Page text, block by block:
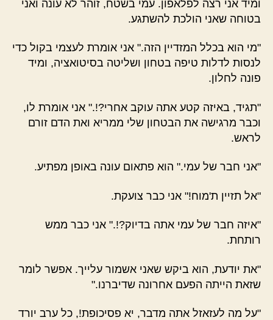
ומיד אני רצה לפלאפון. עמי בשטח, זוהר לא עונה ואני
בטוחה שאני הולכת להשתגע.
"מי הוא בכלל המזדיין הזה." אני אומרת לעצמי בקול כדי
לנסות לדלות טיפה בטחון ושליטה בסיטואציה, ומיד
פונה לחלון.
"תגיד, באיזה קטע אתה עוקב אחרי?!." אני אומרת לו,
וכבר מרגישה את הבטחון שלי ממריא ואת הדם זורם
לראש.
"אני חבר של עמי." הוא פתאום עונה באופן מפתיע.
"אל תזיין ת'מוח!" אני כבר צועקת.
"איזה חבר של עמי אתה בדיוק?!." אני כבר ממש
רותחת.
"את יודעת, הוא ביקש שאני אשמור עלייך. אפשר לומר
שזאת הייתה הפעם אחרונה שדיברנו."
"על מה לעזאזל אתה מדבר, יא פסיכופת!, כל ערב יורד